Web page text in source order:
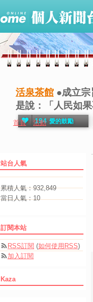
活泉茶館 ●成立宗
是說：「人民如
194 愛的鼓勵
首頁 活動
站台人氣
累積人氣：932,849
當日人氣：10
訂閱本站
RSS訂閱 (如何使用RSS)
加入訂閱
Kaza